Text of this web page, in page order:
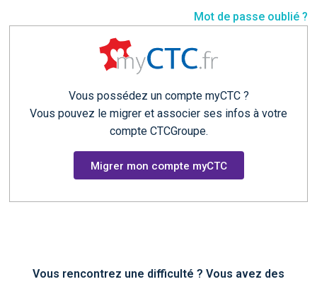
Mot de passe oublié ?
Vous possédez un compte myCTC ?
Vous pouvez le migrer et associer ses infos à votre
compte CTCGroupe.
Migrer mon compte myCTC
Vous rencontrez une difficulté ? Vous avez des